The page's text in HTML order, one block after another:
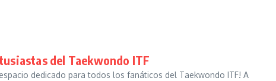
del Taekwondo ITF
dedicado para todos los fanáticos del Taekwondo ITF! A